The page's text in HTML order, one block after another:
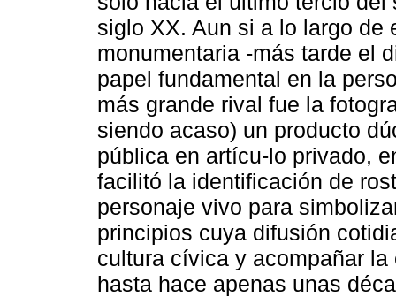
siglo XX. Aun si a lo largo de
monumentaria -más tarde el
papel fundamental en la
más grande rival fue la
siendo acaso) un producto
pública en artícu-lo privado,
facilitó la identificación de
personaje vivo para
principios cuya difusión
cultura cívica y acompañar
hasta hace apenas unas